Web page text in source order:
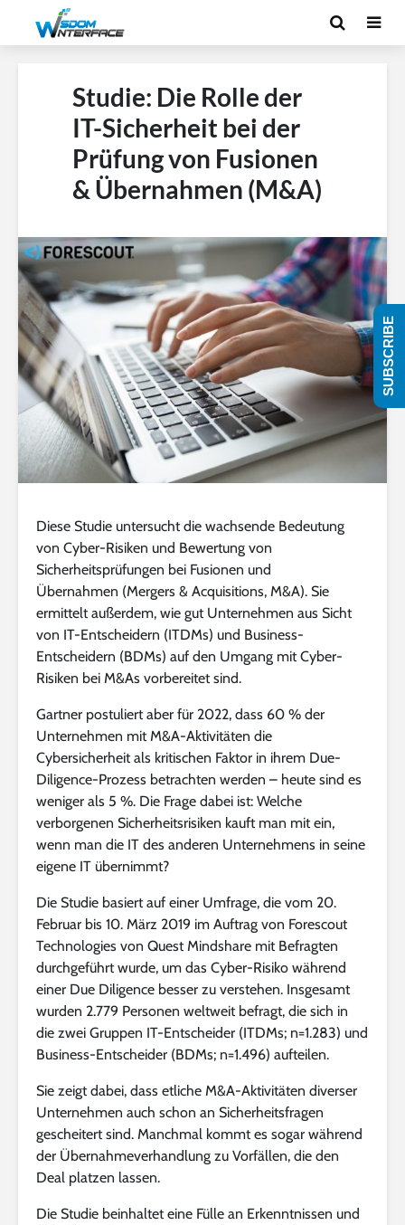
Studie: Die Rolle der
IT-Sicherheit bei der
Prüfung von Fusionen
& Übernahmen (M&A)
Diese Studie untersucht die wachsende Bedeutung
von Cyber-Risiken und Bewertung von
Sicherheitsprüfungen bei Fusionen und
Übernahmen (Mergers & Acquisitions, M&A). Sie
ermittelt außerdem, wie gut Unternehmen aus Sicht
von IT-Entscheidern (ITDMs) und Business-
Entscheidern (BDMs) auf den Umgang mit Cyber-
Risiken bei M&As vorbereitet sind.
Gartner postuliert aber für 2022, dass 60 % der
Unternehmen mit M&A-Aktivitäten die
Cybersicherheit als kritischen Faktor in ihrem Due-
Diligence-Prozess betrachten werden – heute sind es
weniger als 5 %. Die Frage dabei ist: Welche
verborgenen Sicherheitsrisiken kauft man mit ein,
wenn man die IT des anderen Unternehmens in seine
eigene IT übernimmt?
Die Studie basiert auf einer Umfrage, die vom 20.
Februar bis 10. März 2019 im Auftrag von Forescout
Technologies von Quest Mindshare mit Befragten
durchgeführt wurde, um das Cyber-Risiko während
einer Due Diligence besser zu verstehen. Insgesamt
wurden 2.779 Personen weltweit befragt, die sich in
die zwei Gruppen IT-Entscheider (ITDMs; n=1.283) und
Business-Entscheider (BDMs; n=1.496) aufteilen.
Sie zeigt dabei, dass etliche M&A-Aktivitäten diverser
Unternehmen auch schon an Sicherheitsfragen
gescheitert sind. Manchmal kommt es sogar während
der Übernahmeverhandlung zu Vorfällen, die den
Deal platzen lassen.
Die Studie beinhaltet eine Fülle an Erkenntnissen und
SUBSCRIBE